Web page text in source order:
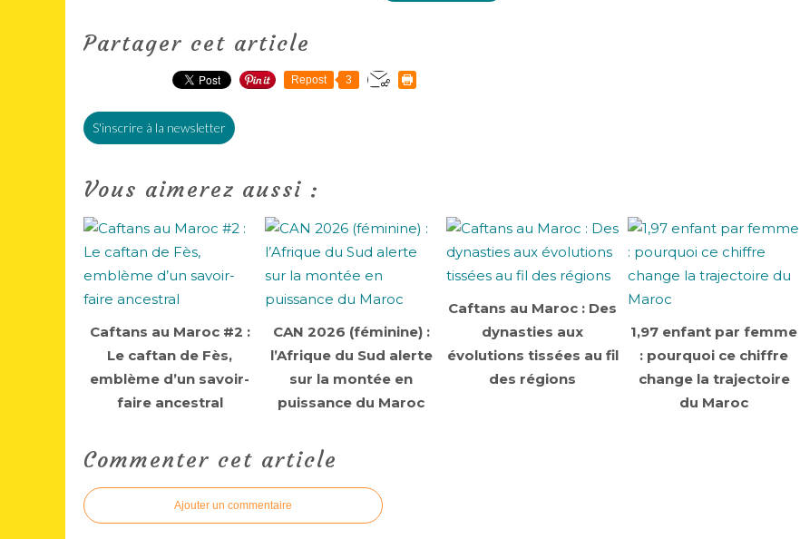
Partager cet article
Repost 3
S'inscrire à la newsletter
Vous aimerez aussi :
Caftans au Maroc #2 :
Le caftan de Fès,
emblème d’un savoir-
faire ancestral
CAN 2026 (féminine) :
l’Afrique du Sud alerte
sur la montée en
puissance du Maroc
Caftans au Maroc : Des
dynasties aux
évolutions tissées au fil
des régions
1,97 enfant par femme
: pourquoi ce chiffre
change la trajectoire
du Maroc
Commenter cet article
Ajouter un commentaire